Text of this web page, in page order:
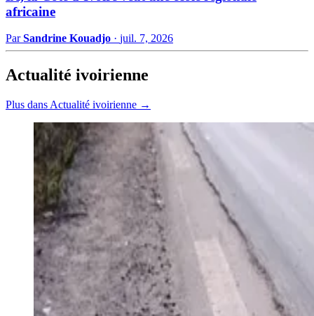
africaine
ParSandrine Kouadjo · juil. 7, 2026
Actualité ivoirienne
Plus dans Actualité ivoirienne →